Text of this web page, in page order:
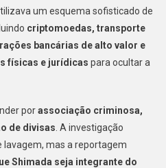
Foragido
um esquema sofisticado de
criptomoedas, transporte
bancárias de alto valor e
físicas e jurídicas para ocultar a
porassociação criminosa,
de divisas . A investigação
lavagem, mas a reportagem
Shimada seja integrante do